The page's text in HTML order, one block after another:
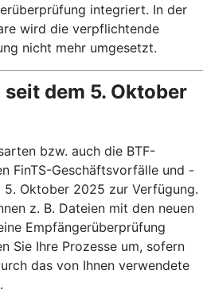
integriert. In der
wird die verpflichtende
nicht mehr umgesetzt.
dem 5. Oktober
bzw. auch die BTF-
FinTS-Geschäftsvorfälle und -
5. Oktober 2025 zur Verfügung.
z. B. Dateien mit den neuen
Empfängerüberprüfung
Sie Ihre Prozesse um, sofern
das von Ihnen verwendete